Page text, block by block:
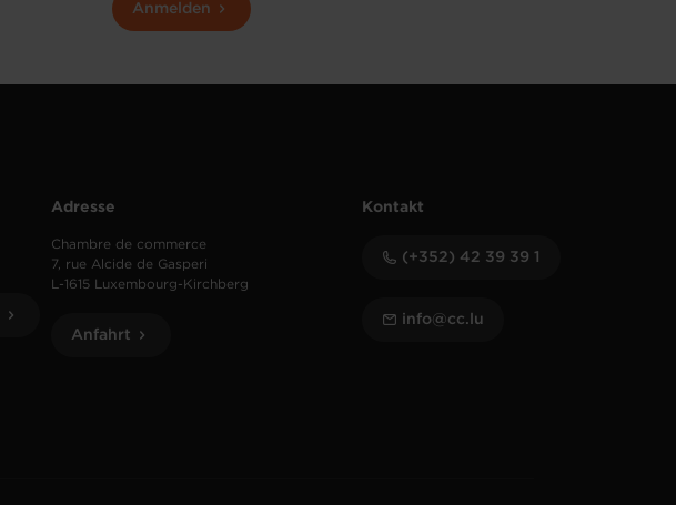
Anmelden
Adresse
Chambre de commerce
7, rue Alcide de Gasperi
L-1615 Luxembourg-Kirchberg
Anfahrt
Kontakt
(+352) 42 39 39 1
info@cc.lu